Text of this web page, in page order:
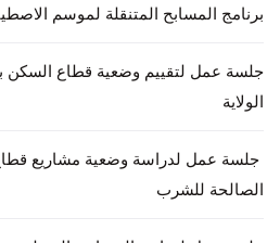
برنامج المسابح المتنقلة لموسم الاصطياف
جلسة عمل لتقييم وضعية قطاع السكن
الولاية
جلسة عمل لدراسة وضعية مشاريع قطاع
الصالحة للشرب